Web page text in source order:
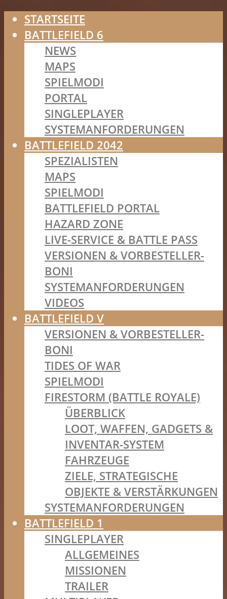
STARTSEITE
BATTLEFIELD 6
NEWS
MAPS
SPIELMODI
PORTAL
SINGLEPLAYER
SYSTEMANFORDERUNGEN
BATTLEFIELD 2042
SPEZIALISTEN
MAPS
SPIELMODI
BATTLEFIELD PORTAL
HAZARD ZONE
LIVE-SERVICE & BATTLE PASS
VERSIONEN & VORBESTELLER-
BONI
SYSTEMANFORDERUNGEN
VIDEOS
BATTLEFIELD V
VERSIONEN & VORBESTELLER-
BONI
TIDES OF WAR
SPIELMODI
FIRESTORM (BATTLE ROYALE)
ÜBERBLICK
LOOT, WAFFEN, GADGETS &
INVENTAR-SYSTEM
FAHRZEUGE
ZIELE, STRATEGISCHE
OBJEKTE & VERSTÄRKUNGEN
SYSTEMANFORDERUNGEN
BATTLEFIELD 1
SINGLEPLAYER
ALLGEMEINES
MISSIONEN
TRAILER